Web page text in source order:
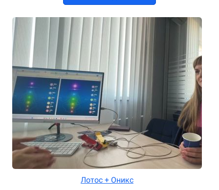
Лотос + Оникс